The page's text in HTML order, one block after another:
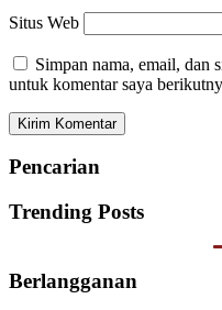
Situs Web
Simpan nama, email, dan
untuk komentar saya
Pencarian
Trending Posts
Berlangganan